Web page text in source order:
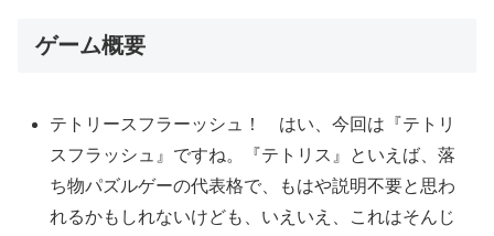
ゲーム概要
テトリースフラーッシュ！ はい、今回は『テトリ
スフラッシュ』ですね。『テトリス』といえば、落
ち物パズルゲーの代表格で、もはや説明不要と思わ
れるかもしれないけども、いえいえ、これはそんじ